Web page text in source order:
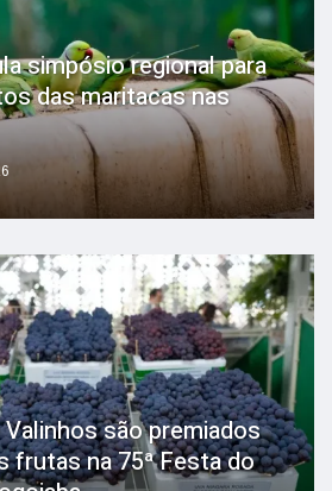
simpósio regional para
das maritacas nas
são premiados
frutas na 75ª Festa do